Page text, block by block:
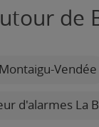
de
Vendée
d'alarmes La